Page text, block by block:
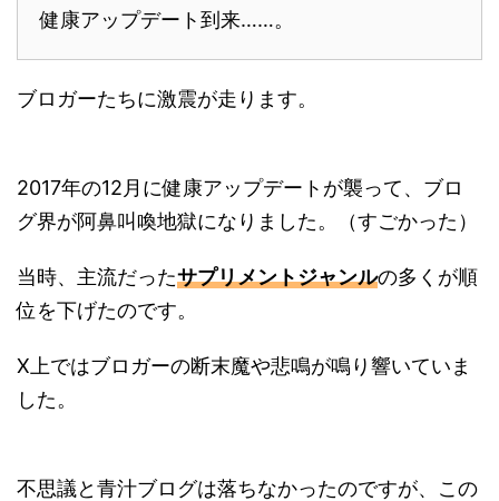
健康アップデート到来……。
ブロガーたちに激震が走ります。
2017年の12月に健康アップデートが襲って、ブロ
グ界が阿鼻叫喚地獄になりました。（すごかった）
当時、主流だったサプリメントジャンルの多くが順
位を下げたのです。
X上ではブロガーの断末魔や悲鳴が鳴り響いていま
した。
不思議と青汁ブログは落ちなかったのですが、この